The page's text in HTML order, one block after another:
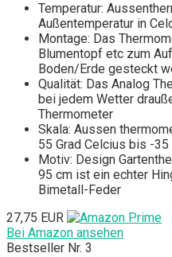
Temperatur:
Außentemperatur in
Montage: Das
Blumentopf etc zum
Boden/Erde gesteckt
Qualität: Das Analog
bei jedem Wetter
Thermometer
Skala: Aussen
55 Grad Celcius bis -
Motiv: Design
95 cm ist ein echter
Bimetall-Feder
27,75 EUR
Bei Amazon ansehen
Bestseller Nr. 3